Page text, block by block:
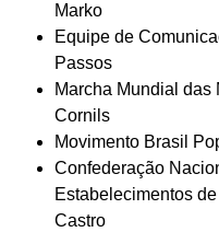
Marko
Equipe de
Passos
Marcha Mundial das
Cornils
Movimento Brasil
Confederação
Estabelecimentos
Castro